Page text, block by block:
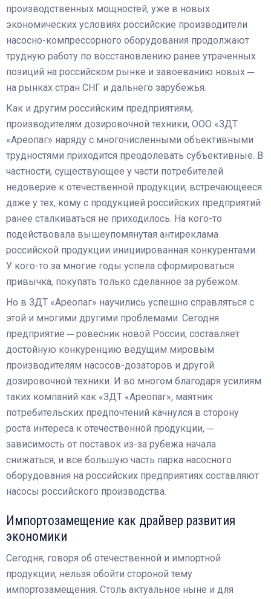
производственных мощностей, уже в новых
экономических условиях российские производители
насосно-компрессорного оборудования продолжают
трудную работу по восстановлению ранее утраченных
позиций на российском рынке и завоеванию новых ─
на рынках стран СНГ и дальнего зарубежья.
Как и другим российским предприятиям,
производителям дозировочной техники, ООО «ЗДТ
«Ареопаг» наряду с многочисленными объективными
трудностями приходится преодолевать субъективные. В
частности, существующее у части потребителей
недоверие к отечественной продукции, встречающееся
даже у тех, кому с продукцией российских предприятий
ранее сталкиваться не приходилось. На кого-то
подействовала вышеупомянутая антиреклама
российской продукции инициированная конкурентами.
У кого-то за многие годы успела сформироваться
привычка, покупать только сделанное за рубежом.
Но в ЗДТ «Ареопаг» научились успешно справляться с
этой и многими другими проблемами. Сегодня
предприятие ─ ровесник новой России, составляет
достойную конкуренцию ведущим мировым
производителям насосов-дозаторов и другой
дозировочной техники. И во многом благодаря усилиям
таких компаний как «ЗДТ «Ареопаг», маятник
потребительских предпочтений качнулся в сторону
роста интереса к отечественной продукции, ─
зависимость от поставок из-за рубежа начала
снижаться, и все большую часть парка насосного
оборудования на российских предприятиях составляют
насосы российского производства.
Импортозамещение как драйвер развития
экономики
Сегодня, говоря об отечественной и импортной
продукции, нельзя обойти стороной тему
импортозамещения. Столь актуальное ныне и для